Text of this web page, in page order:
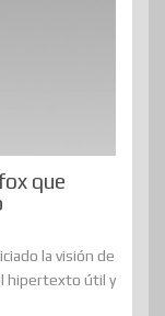
que
la visión de
hipertexto útil y